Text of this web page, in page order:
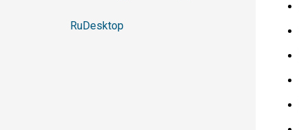
RuDesktop